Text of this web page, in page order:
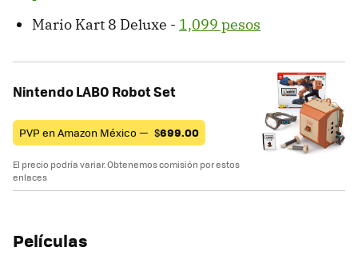
Mario Kart 8 Deluxe - 1,099 pesos
Nintendo LABO Robot Set
PVP en Amazon México — $699.00
El precio podría variar. Obtenemos comisión por estos
enlaces
Películas